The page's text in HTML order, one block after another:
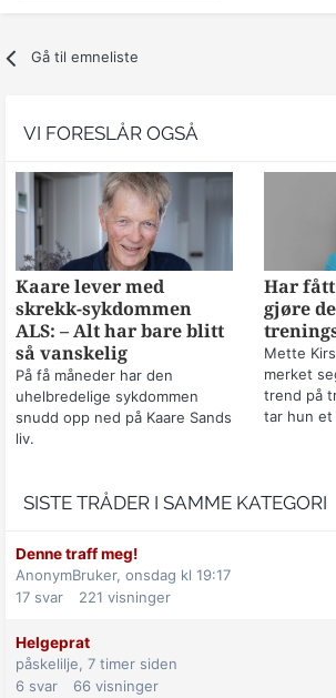
Gå til emneliste
VI FORESLÅR OGSÅ
Kaare lever med
skrekk-sykdommen
ALS: – Alt har bare blitt
så vanskelig
På få måneder har den
uhelbredelige sykdommen
snudd opp ned på Kaare Sands
liv.
Har fått
gjøre
Mette
merket
trend på
tar hun et
SISTE TRÅDER I SAMME KATEGORI
Denne traff meg!
AnonymBruker, onsdag kl 19:17
17 svar 221 visninger
Helgeprat
påskelilje, 7 timer siden
6 svar 66 visninger